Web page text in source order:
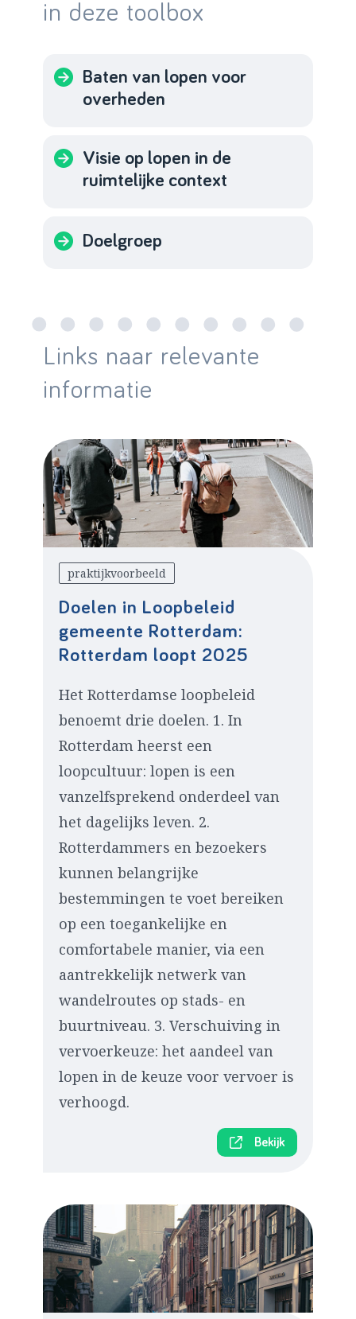
in deze toolbox
Baten van lopen voor
overheden
Visie op lopen in de
ruimtelijke context
Doelgroep
Links naar relevante
informatie
praktijkvoorbeeld
Doelen in Loopbeleid
gemeente Rotterdam:
Rotterdam loopt 2025
Het Rotterdamse loopbeleid
benoemt drie doelen. 1. In
Rotterdam heerst een
loopcultuur: lopen is een
vanzelfsprekend onderdeel van
het dagelijks leven. 2.
Rotterdammers en bezoekers
kunnen belangrijke
bestemmingen te voet bereiken
op een toegankelijke en
comfortabele manier, via een
aantrekkelijk netwerk van
wandelroutes op stads- en
buurtniveau. 3. Verschuiving in
vervoerkeuze: het aandeel van
lopen in de keuze voor vervoer is
verhoogd.
Bekijk